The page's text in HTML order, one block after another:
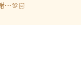
～🫶🏻